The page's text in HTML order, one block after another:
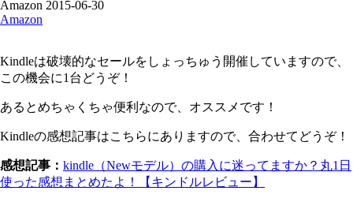
Amazon 2015-06-30
Amazon
Kindleは破壊的なセールをしょっちゅう開催していますので、
この機会に1台どうぞ！
あるとめちゃくちゃ便利なので、オススメです！
Kindleの感想記事はこちらにありますので、合わせてどうぞ！
感想記事： kindle（Newモデル）の購入に迷ってますか？丸1日
使った感想まとめたよ！【キンドルレビュー】